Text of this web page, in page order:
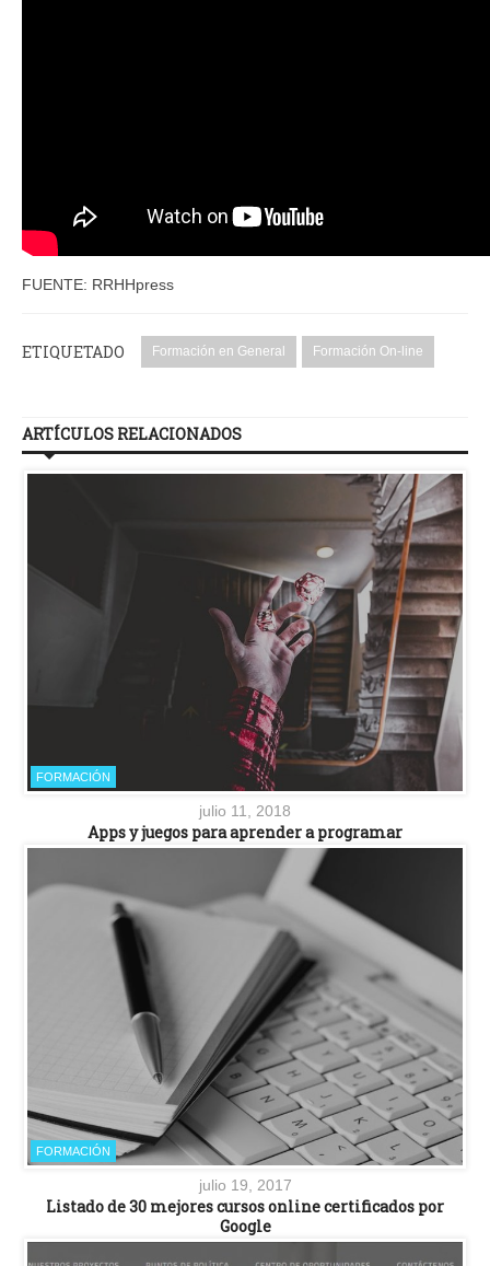
FUENTE: RRHHpress
ETIQUETADO Formación en General Formación On-line
ARTÍCULOS RELACIONADOS
FORMACIÓN
julio 11, 2018
Apps y juegos para aprender a programar
FORMACIÓN
julio 19, 2017
Listado de 30 mejores cursos online certificados por
Google